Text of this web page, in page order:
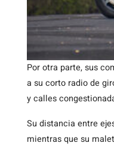
Por otra parte, sus
a su corto radio de
y calles
Su distancia entre
mientras que su